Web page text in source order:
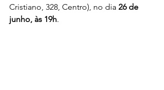
Cristiano, 328, Centro), no dia 26 de
junho, às 19h.